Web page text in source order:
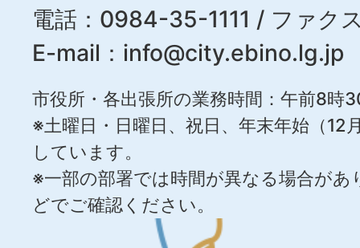
電話：0984-35-1111 / ファ
E-mail： info@city.ebino.lg.jp
市役所・各出張所の業務時間：午前8時
※土曜日・日曜日、祝日、年末年始（12
しています。
※一部の部署では時間が異なる場合が
どでご確認ください。